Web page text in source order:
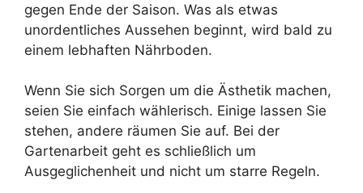
gegen Ende der Saison. Was als etwas
unordentliches Aussehen beginnt, wird bald zu
einem lebhaften Nährboden.
Wenn Sie sich Sorgen um die Ästhetik machen,
seien Sie einfach wählerisch. Einige lassen Sie
stehen, andere räumen Sie auf. Bei der
Gartenarbeit geht es schließlich um
Ausgeglichenheit und nicht um starre Regeln.